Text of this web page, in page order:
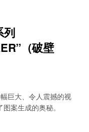
列
（破壁
巨大、令人震撼的视
案生成的奥秘。